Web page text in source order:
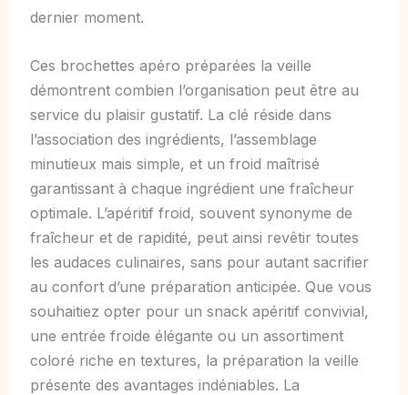
dernier moment.
Ces brochettes apéro préparées la veille
démontrent combien l’organisation peut être au
service du plaisir gustatif. La clé réside dans
l’association des ingrédients, l’assemblage
minutieux mais simple, et un froid maîtrisé
garantissant à chaque ingrédient une fraîcheur
optimale. L’apéritif froid, souvent synonyme de
fraîcheur et de rapidité, peut ainsi revêtir toutes
les audaces culinaires, sans pour autant sacrifier
au confort d’une préparation anticipée. Que vous
souhaitiez opter pour un snack apéritif convivial,
une entrée froide élégante ou un assortiment
coloré riche en textures, la préparation la veille
présente des avantages indéniables. La